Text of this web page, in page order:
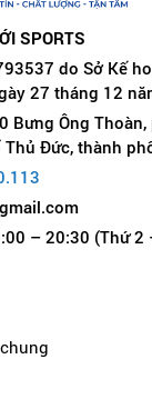
SPORTS
do Sở Kế
27 tháng 12
Bưng Ông Thoàn,
Đức, thành
– 20:30 (Thứ 2